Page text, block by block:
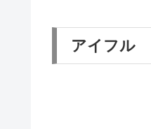
アイフル